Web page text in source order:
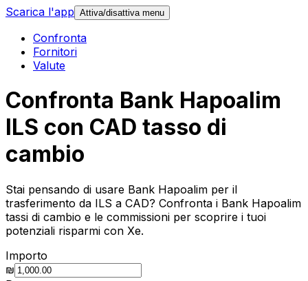
Scarica l'app Attiva/disattiva menu
Confronta
Fornitori
Valute
Confronta Bank Hapoalim
ILS con CAD tasso di
cambio
Stai pensando di usare Bank Hapoalim per il
trasferimento da ILS a CAD? Confronta i Bank Hapoalim
tassi di cambio e le commissioni per scoprire i tuoi
potenziali risparmi con Xe.
Importo
₪